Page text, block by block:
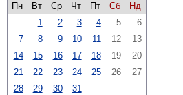
Пн
Вт Ср Чт Пт Сб
Нд
1
2 3 4 5
6
7
8 9 10 11 12
13
14
15 16 17 18 19
20
21
22 23 24 25 26
27
28
29 30 31